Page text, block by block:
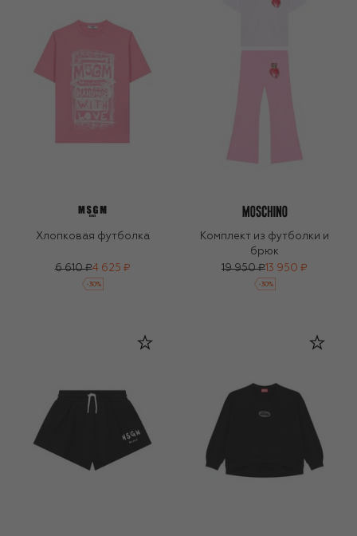
Хлопковая футболка
6 610 ₽4 625 ₽
-30%
Комплект из футболки и
брюк
19 950 ₽ 13 950 ₽
-30%